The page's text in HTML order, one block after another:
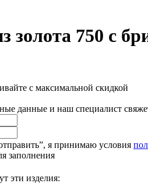
золота 750 с
с максимальной скидкой
данные и наш специалист
я принимаю условия
заполнения
эти изделия: